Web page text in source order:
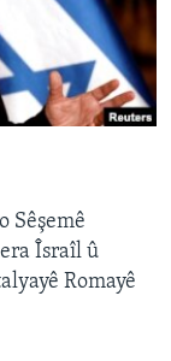
Sêşemê
Îsraîl û
Romayê